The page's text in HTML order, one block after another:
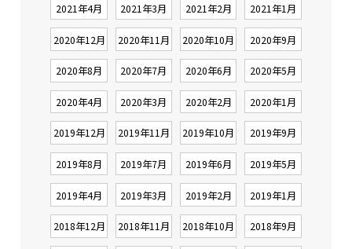
2021年4月 2021年3月 2021年2月 2021年1月
2020年12月 2020年11月 2020年10月 2020年9月
2020年8月 2020年7月 2020年6月 2020年5月
2020年4月 2020年3月 2020年2月 2020年1月
2019年12月 2019年11月 2019年10月 2019年9月
2019年8月 2019年7月 2019年6月 2019年5月
2019年4月 2019年3月 2019年2月 2019年1月
2018年12月 2018年11月 2018年10月 2018年9月